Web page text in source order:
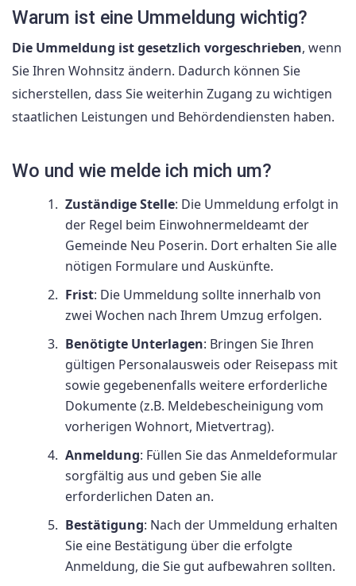
Warum ist eine Ummeldung wichtig?
Die Ummeldung ist gesetzlich vorgeschrieben, wenn
Sie Ihren Wohnsitz ändern. Dadurch können Sie
sicherstellen, dass Sie weiterhin Zugang zu wichtigen
staatlichen Leistungen und Behördendiensten haben.
Wo und wie melde ich mich um?
Zuständige Stelle: Die Ummeldung erfolgt in
der Regel beim Einwohnermeldeamt der
Gemeinde Neu Poserin. Dort erhalten Sie alle
nötigen Formulare und Auskünfte.
Frist: Die Ummeldung sollte innerhalb von
zwei Wochen nach Ihrem Umzug erfolgen.
Benötigte Unterlagen: Bringen Sie Ihren
gültigen Personalausweis oder Reisepass mit
sowie gegebenenfalls weitere erforderliche
Dokumente (z.B. Meldebescheinigung vom
vorherigen Wohnort, Mietvertrag).
Anmeldung: Füllen Sie das Anmeldeformular
sorgfältig aus und geben Sie alle
erforderlichen Daten an.
Bestätigung: Nach der Ummeldung erhalten
Sie eine Bestätigung über die erfolgte
Anmeldung, die Sie gut aufbewahren sollten.